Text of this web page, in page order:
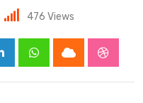
476 Views
LinkedInWhatsappCloud